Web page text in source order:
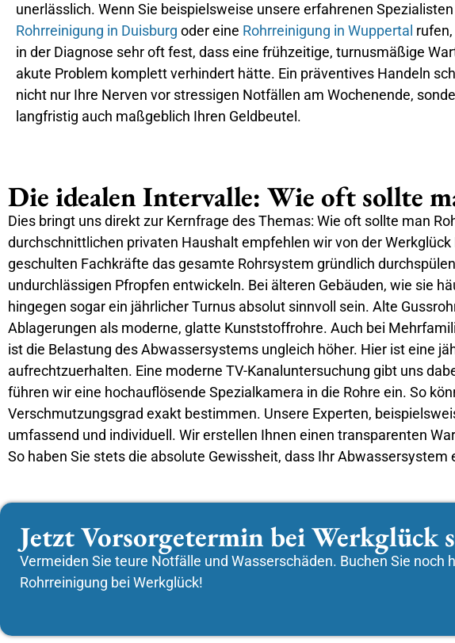
unerlässlich. Wenn Sie beispielsweise unsere erfahrenen
Rohrreinigung in Duisburg oder eine Rohrreinigung in Wuppertal
in der Diagnose sehr oft fest, dass eine frühzeitige, turnusmäßige
akute Problem komplett verhindert hätte. Ein präventives Handeln
nicht nur Ihre Nerven vor stressigen Notfällen am Wochenende,
langfristig auch maßgeblich Ihren Geldbeutel.
Die idealen Intervalle: Wie oft sollte
Dies bringt uns direkt zur Kernfrage des Themas: Wie oft sollte man
durchschnittlichen privaten Haushalt empfehlen wir von der
geschulten Fachkräfte das gesamte Rohrsystem gründlich
undurchlässigen Pfropfen entwickeln. Bei älteren Gebäuden, wie sie
hingegen sogar ein jährlicher Turnus absolut sinnvoll sein. Alte
Ablagerungen als moderne, glatte Kunststoffrohre. Auch bei
ist die Belastung des Abwassersystems ungleich höher. Hier ist eine
aufrechtzuerhalten. Eine moderne TV-Kanaluntersuchung gibt uns
führen wir eine hochauflösende Spezialkamera in die Rohre ein. So
Verschmutzungsgrad exakt bestimmen. Unsere Experten,
umfassend und individuell. Wir erstellen Ihnen einen transparenten
So haben Sie stets die absolute Gewissheit, dass Ihr
Jetzt Vorsorgetermin bei Werkglück
Vermeiden Sie teure Notfälle und Wasserschäden. Buchen Sie noch
Rohrreinigung bei Werkglück!